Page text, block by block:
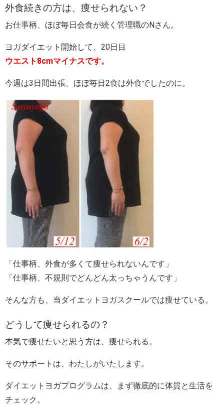
外食続きの方は、痩せられない？
お仕事柄、ほぼ毎日会食が続く管理職のNさん。
ヨガダイエット開始して、20日目
ウエスト8cmマイナスです。
今週は3日間出張、ほぼ毎日2食は外食でしたのに。
「仕事柄、外食が多くて痩せられないんです」
「仕事柄、不規則でどんどん太っちゃうんです」
そんな方も、当ダイエットヨガスクールでは痩せている。
どうして痩せられるの？
本気で痩せたいと思う方は、痩せられる。
そのサポートは、わたしがいたします。
ダイエットヨガプログラムは、まず徹底的に体質と生活を
チェック。